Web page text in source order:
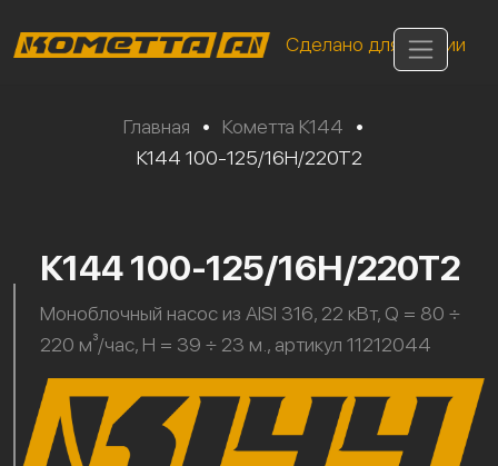
Сделано для России
Главная • Кометта К144
•
К144 100-125/16Н/220Т2
К144 100-125/16Н/220Т2
Моноблочный насос из AISI 316, 22 кВт, Q = 80 ÷
220 м³/час, H = 39 ÷ 23 м., артикул 11212044